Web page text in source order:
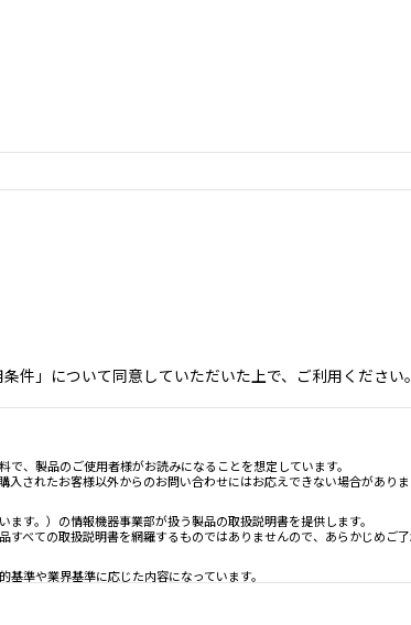
件」について同意していただいた上で、ご利用ください。